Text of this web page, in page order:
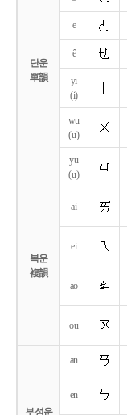
단운
單韻
e
ê
yi
(i)
wu
(u)
yu
(u)
복운
複韻
ai
ei
ao
ou
부성운
an
en